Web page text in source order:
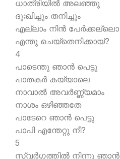
ധാത്രിയില്‍ അലഞ്ഞു
ദുഃഖിച്ചും തനിച്ചും
എല്ലാം നിന്‍ പേര്‍ക്കല്ലൊ
എന്തു ചെയ്തെനിക്കായ്?
4
പാടെന്തു ഞാന്‍ പെട്ടു
പാതകര്‍ കയ്യാലെ
നാവാല്‍ അവര്‍ണ്ണ്യമാം
നാശം ഒഴിഞ്ഞതേ
പാടേറെ ഞാന്‍ പെട്ടു
പാപി എന്തേറ്റു നീ?
5
സ്വര്‍ഗ്ഗത്തില്‍ നിന്നു ഞാന്‍